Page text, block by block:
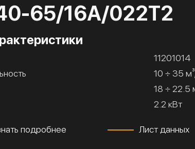
65/16А/022Т2
11201014
10 ÷ 35
18 ÷ 22.5
2.2 кВт
подробнее Лист данных